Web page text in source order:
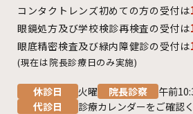
コンタクトレンズ初めての方の受付は
眼鏡処方及び学校検診再検査の受付は
眼底精密検査及び緑内障健診の受付は
(現在は院長診療日のみ実施)
休診日 火曜 院長診察
午前
代診日
診療カレンダーをご確認